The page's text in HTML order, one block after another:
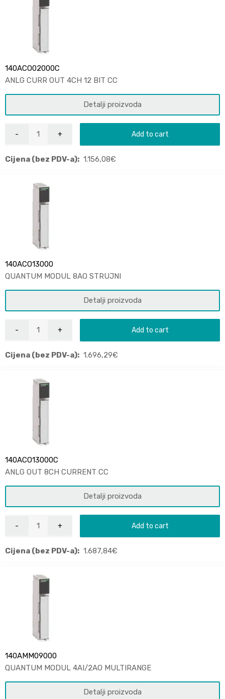
140ACO02000C
ANLG CURR OUT 4CH 12 BIT CC
Detalji proizvoda
Add to cart
Cijena (bez PDV-a): 1.156,08€
140ACO13000
QUANTUM MODUL 8AO STRUJNI
Detalji proizvoda
Add to cart
Cijena (bez PDV-a): 1.696,29€
140ACO13000C
ANLG OUT 8CH CURRENT CC
Detalji proizvoda
Add to cart
Cijena (bez PDV-a): 1.687,84€
140AMM09000
QUANTUM MODUL 4AI/2AO MULTIRANGE
Detalji proizvoda